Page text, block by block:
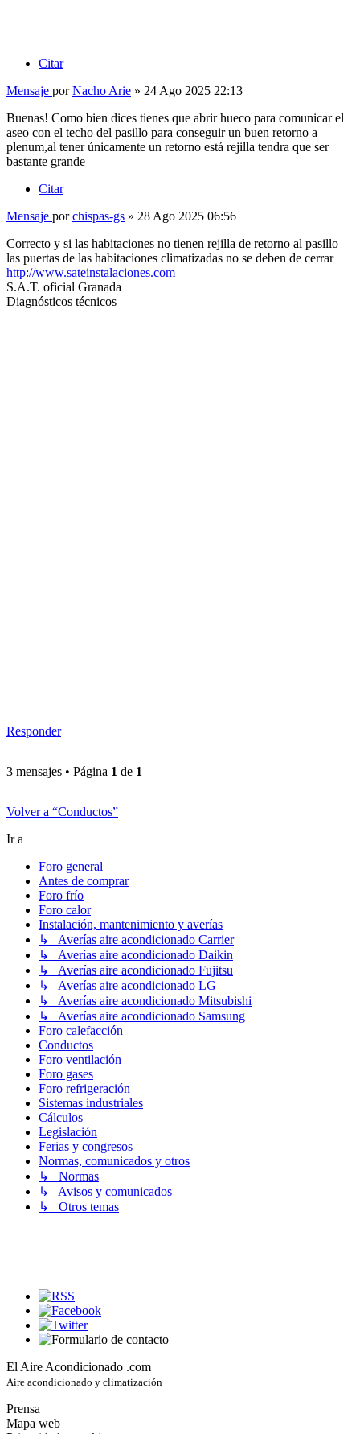
Citar
Mensaje porNacho Arie » 24 Ago 2025 22:13
Buenas! Como bien dices tienes que abrir hueco para comunicar el
aseo con el techo del pasillo para conseguir un buen retorno a
plenum,al tener únicamente un retorno está rejilla tendra que ser
bastante grande
Citar
Mensaje porchispas-gs » 28 Ago 2025 06:56
Correcto y si las habitaciones no tienen rejilla de retorno al pasillo
las puertas de las habitaciones climatizadas no se deben de cerrar
http://www.sateinstalaciones.com
S.A.T. oficial Granada
Diagnósticos técnicos
Responder
3 mensajes • Página 1 de 1
Volver a “Conductos”
Ir a
Foro general
Antes de comprar
Foro frío
Foro calor
Instalación, mantenimiento y averías
↳ Averías aire acondicionado Carrier
↳ Averías aire acondicionado Daikin
↳ Averías aire acondicionado Fujitsu
↳ Averías aire acondicionado LG
↳ Averías aire acondicionado Mitsubishi
↳ Averías aire acondicionado Samsung
Foro calefacción
Conductos
Foro ventilación
Foro gases
Foro refrigeración
Sistemas industriales
Cálculos
Legislación
Ferias y congresos
Normas, comunicados y otros
↳ Normas
↳ Avisos y comunicados
↳ Otros temas
El Aire Acondicionado .com
Aire acondicionado y climatización
Prensa
Mapa web